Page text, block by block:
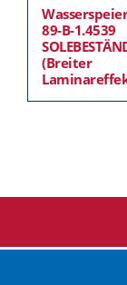
89-B-1.4539
(Breiter